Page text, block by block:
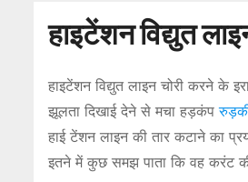
हाइटेंशन विद्युत
हाइटेंशन विद्युत लाइन चोरी करने के
झूलता दिखाई देने से मचा हड़कंप
हाई टेंशन लाइन की तार कटाने का
इतने में कुछ समझ पाता कि वह करंट